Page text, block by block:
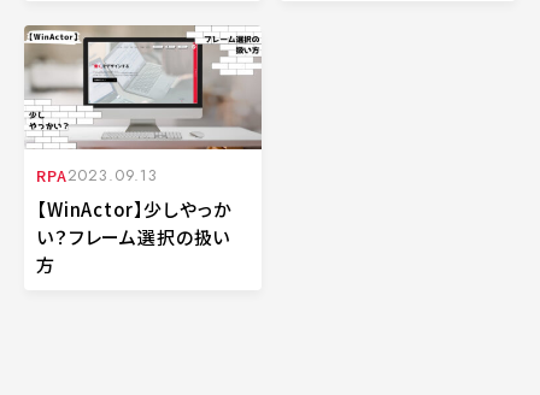
RPA2023.09.13
【WinActor】少しやっか
い？フレーム選択の扱い
方